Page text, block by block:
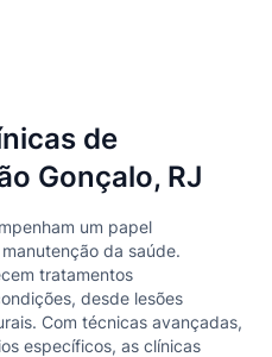
de
Gonçalo, RJ
um papel
da saúde.
tratamentos
desde lesões
Com técnicas avançadas,
específicos, as clínicas